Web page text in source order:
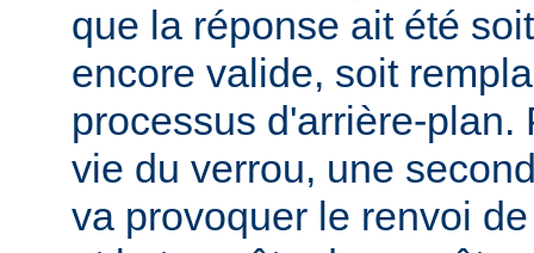
que la réponse ait été
encore valide, soit
processus d'arrière-plan.
vie du verrou, une
va provoquer le renvoi